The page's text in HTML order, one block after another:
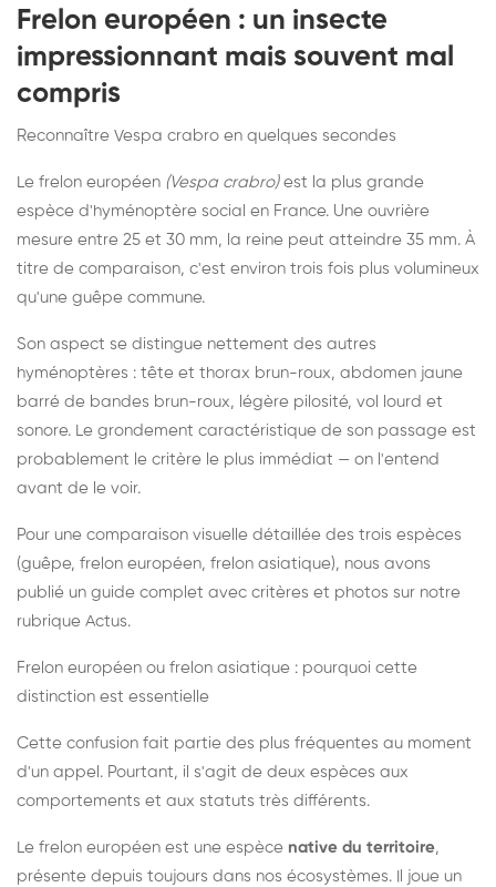
Frelon européen : un insecte
impressionnant mais souvent mal
compris
Reconnaître Vespa crabro en quelques secondes
Le frelon européen (Vespa crabro)est la plus grande
espèce d'hyménoptère social en France. Une ouvrière
mesure entre 25 et 30 mm, la reine peut atteindre 35 mm. À
titre de comparaison, c'est environ trois fois plus volumineux
qu'une guêpe commune.
Son aspect se distingue nettement des autres
hyménoptères : tête et thorax brun-roux, abdomen jaune
barré de bandes brun-roux, légère pilosité, vol lourd et
sonore. Le grondement caractéristique de son passage est
probablement le critère le plus immédiat — on l'entend
avant de le voir.
Pour une comparaison visuelle détaillée des trois espèces
(guêpe, frelon européen, frelon asiatique), nous avons
publié un guide complet avec critères et photos sur notre
rubrique Actus.
Frelon européen ou frelon asiatique : pourquoi cette
distinction est essentielle
Cette confusion fait partie des plus fréquentes au moment
d'un appel. Pourtant, il s'agit de deux espèces aux
comportements et aux statuts très différents.
Le frelon européen est une espèce native du territoire,
présente depuis toujours dans nos écosystèmes. Il joue un